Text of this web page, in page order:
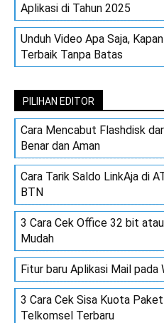
Aplikasi di Tahun 2025
Unduh Video Apa Saja,
Terbaik Tanpa Batas
PILIHAN EDITOR
Cara Mencabut Flashdisk
Benar dan Aman
Cara Tarik Saldo LinkAja di
BTN
3 Cara Cek Office 32 bit
Mudah
Fitur baru Aplikasi Mail pada
3 Cara Cek Sisa Kuota
Telkomsel Terbaru